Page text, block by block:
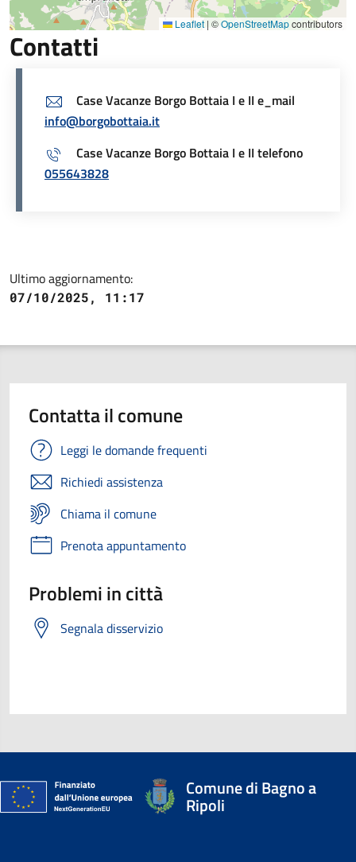
Leaflet | ©OpenStreetMapcontributors
Contatti
Case Vacanze Borgo Bottaia I e II e_mail
info@borgobottaia.it
Case Vacanze Borgo Bottaia I e II telefono
055643828
Ultimo aggiornamento:
07/10/2025, 11:17
Contatta il comune
Leggi le domande frequenti
Richiedi assistenza
Chiama il comune
Prenota appuntamento
Problemi in città
Segnala disservizio
Comune di Bagno a
Ripoli